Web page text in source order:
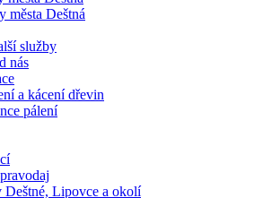
města Deštná
služby
nás
a kácení dřevin
pálení
Lipovce a okolí